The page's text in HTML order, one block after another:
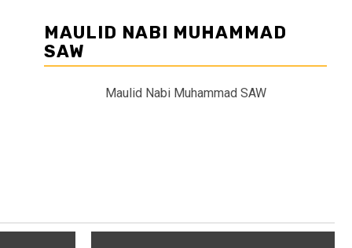
MAULID NABI MUHAMMAD
SAW
Maulid Nabi Muhammad SAW